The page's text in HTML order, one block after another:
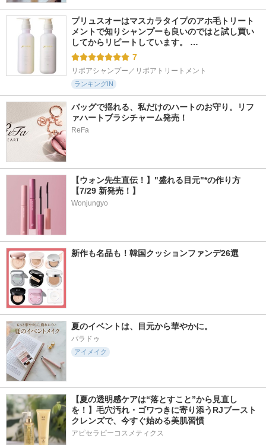
プリュスオーはマスカラタイプのアホ毛トリート
メントで知りシャンプーも良いのではと試し買い
してからリピートしています。 …
7
リポアシャンプー／リポアトリートメント
ランキングIN
バッグで揺れる、私だけのハートのお守り。リフ
ァハートブラシチャーム発売！
ReFa
【ウォン先生直伝！】"盛れる目元"*の作り方
【7/29 新発売！】
Wonjungyo
新作も名品も！韓国クッションファンデ26選
夏のイベントは、目元から華やかに。
パラドゥ
アイメイク
【夏の透明感ケアは“落とすこと”から見直し
を！】毛穴汚れ・ゴワつきに寄り添うRJブースト
クレンズで、今すぐ始める美肌習慣
アピセラピーコスメティクス